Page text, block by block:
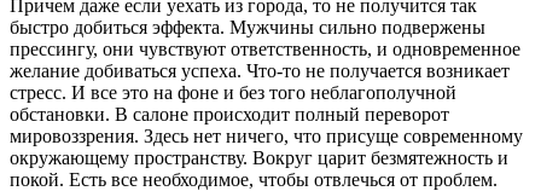
Причем даже если уехать из города, то не получится так
быстро добиться эффекта. Мужчины сильно подвержены
прессингу, они чувствуют ответственность, и одновременное
желание добиваться успеха. Что-то не получается возникает
стресс. И все это на фоне и без того неблагополучной
обстановки. В салоне происходит полный переворот
мировоззрения. Здесь нет ничего, что присуще современному
окружающему пространству. Вокруг царит безмятежность и
покой. Есть все необходимое, чтобы отвлечься от проблем.